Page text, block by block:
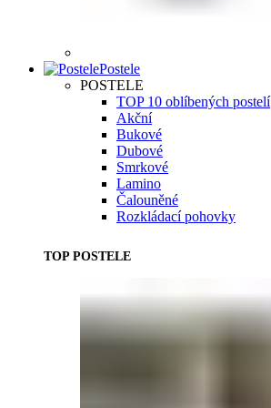
Postele
POSTELE
TOP 10 oblíbených postelí
Akční
Bukové
Dubové
Smrkové
Lamino
Čalouněné
Rozkládací pohovky
TOP POSTELE